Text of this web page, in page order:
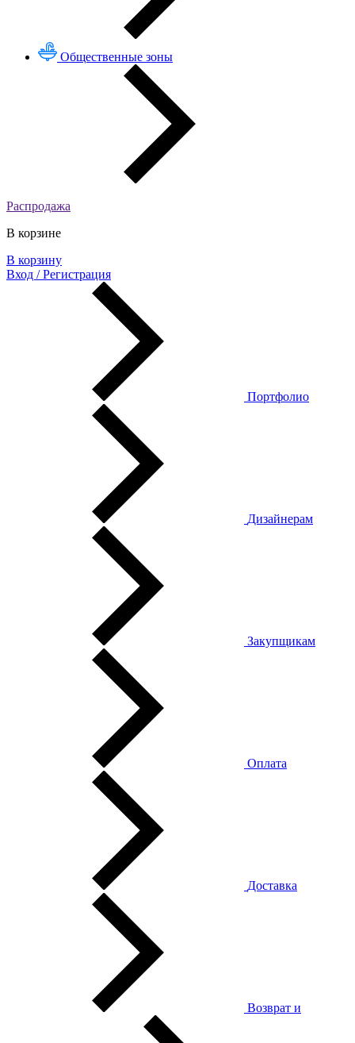
Общественные зоны
Распродажа
В корзине
В корзину
Вход / Регистрация
Портфолио
Дизайнерам
Закупщикам
Оплата
Доставка
Возврат и